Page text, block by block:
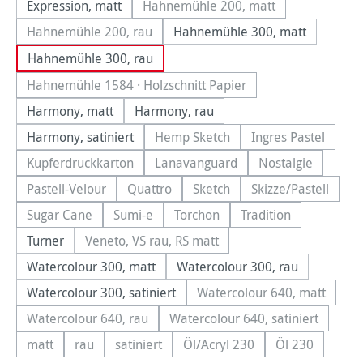
Expression, matt Hahnemühle 200, matt
(Diese Option ist zurzeit
Hahnemühle 200, rau(Diese Option ist zurzeit nicht verfügbar.)
Hahnemühle 300, matt
Hahnemühle 300, rau
Hahnemühle 1584 · Holzschnitt Papier
(Diese Option ist zurzeit nicht verfügbar.)
Harmony, matt
Harmony, rau
Harmony, satiniert
Hemp Sketch(Diese Option ist zurzeit nicht
Ingres Pastel(Diese Option
Kupferdruckkarton(Diese Option ist zurzeit nicht verfügbar.)
Lanavanguard(Diese Option ist zurzeit nicht
Nostalgie(Diese Option
Pastell-Velour(Diese Option ist zurzeit nicht verfügbar.)
Quattro(Diese Option ist zurzeit nicht verfügbar.)
Sketch(Diese Option ist zurzeit
Skizze/Pastell
(Diese
Sugar Cane(Diese Option ist zurzeit nicht verfügbar.)
Sumi-e(Diese Option ist zurzeit nicht verfügbar.)
Torchon(Diese Option ist zurzeit nicht
Tradition(Diese Option ist
Turner Veneto, VS rau, RS matt(Diese Option ist zurzeit nicht verfügbar.)
Watercolour 300, matt
Watercolour 300, rau
Watercolour 300, satiniert
Watercolour 640, matt
(Diese Option ist
Watercolour 640, rau(Diese Option ist zurzeit nicht verfügbar.)
Watercolour 640, satiniert
(Diese Option ist
matt(Diese Option ist zurzeit nicht verfügbar.)
rau(Diese Option ist zurzeit nicht verfügbar.)
satiniert(Diese Option ist zurzeit nicht verfügbar.)
Öl/Acryl 230(Diese Option ist zurzeit
Öl 230
(Diese